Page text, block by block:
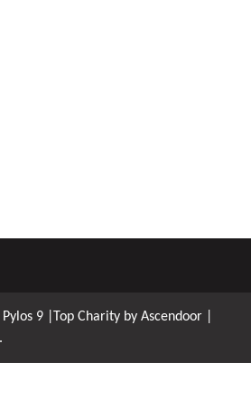
Pylos 9 |Top Charity by Ascendoor
.